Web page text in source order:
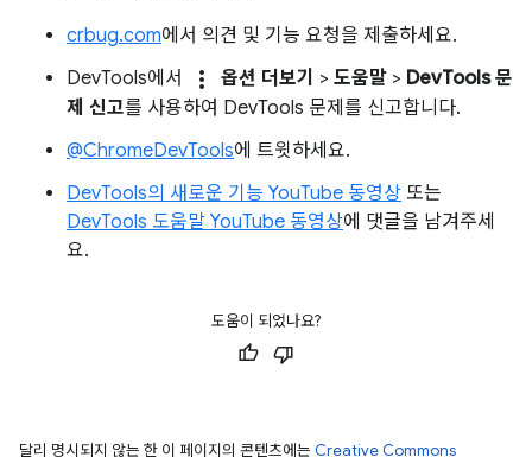
crbug.com에서 의견 및 기능 요청을 제출하세요.
DevTools에서
more_vert 옵션 더보기 > 도움말 > DevTools 문
제 신고를 사용하여 DevTools 문제를 신고합니다.
@ChromeDevTools에 트윗하세요.
DevTools의 새로운 기능 YouTube 동영상 또는
DevTools 도움말 YouTube 동영상에 댓글을 남겨주세
요.
도움이 되었나요?
달리 명시되지 않는 한 이 페이지의 콘텐츠에는 Creative Commons